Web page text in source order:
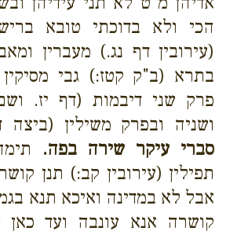
הכי ולא בדוכתי טובא
(עירובין דף נג.) מעברין
בתרא (ב"ק קטז:) גבי מסיקין
פרק שני דיבמות (דף יז.
ושניה ובפרק משילין
סברי עיקר שירה בפה.
תפילין (עירובין קב:) תנן
אבל לא במדינה ואיכא תנא
קושרה אנא עונבה ועד כאן